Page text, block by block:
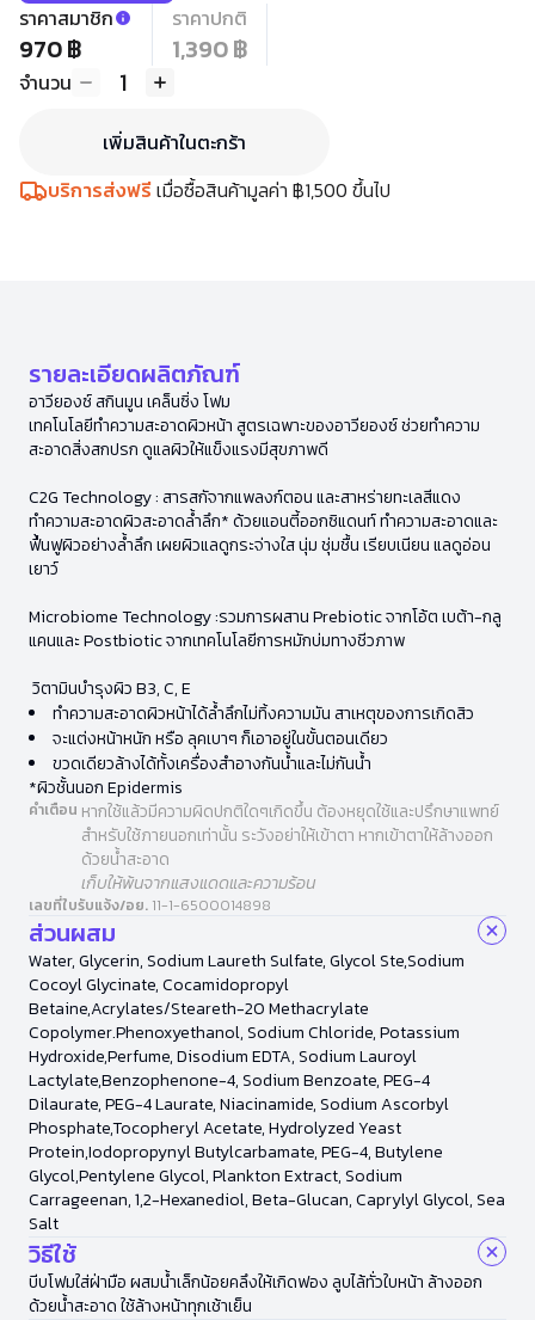
ราคาสมาชิก
970 ฿
ราคาปกติ
1,390 ฿
จำนวน 1
เพิ่มสินค้าในตะกร้า
บริการส่งฟรีเมื่อซื้อสินค้ามูลค่า ฿1,500 ขึ้นไป
รายละเอียดผลิตภัณฑ์
อาวียองซ์ สกินมูน เคล็นซิ่ง โฟม
เทคโนโลยีทำความสะอาดผิวหน้า สูตรเฉพาะของอาวียองซ์ ช่วยทำความ
สะอาดสิ่งสกปรก ดูแลผิวให้แข็งแรงมีสุขภาพดี
C2G Technology : สารสกัจากแพลงก์ตอน และสาหร่ายทะเลสีแดง
ทำความสะอาดผิวสะอาดล้ำลึก* ด้วยแอนตี้ออกซิแดนท์ ทำความสะอาดและ
ฟื้นฟูผิวอย่างล้ำลึก เผยผิวแลดูกระจ่างใส นุ่ม ชุ่มชื้น เรียบเนียน แลดูอ่อน
เยาว์
Microbiome Technology :รวมการผสาน Prebiotic จากโอ้ต เบต้า-กลู
แคนและ Postbiotic จากเทคโนโลยีการหมักบ่มทางชีวภาพ
วิตามินบำรุงผิว B3, C, E
ทำความสะอาดผิวหน้าได้ล้ำลึกไม่ทิ้งความมัน สาเหตุของการเกิดสิว
จะแต่งหน้าหนัก หรือ ลุคเบาๆ ก็เอาอยู่ในขั้นตอนเดียว
ขวดเดียวล้างได้ทั้งเครื่องสำอางกันน้ำและไม่กันน้ำ
*ผิวชั้นนอก Epidermis
คำเตือน หากใช้แล้วมีความผิดปกติใดๆเกิดขึ้น ต้องหยุดใช้และปรึกษาแพทย์
สำหรับใช้ภายนอกเท่านั้น ระวังอย่าให้เข้าตา หากเข้าตาให้ล้างออก
ด้วยน้ำสะอาด
เก็บให้พ้นจากแสงแดดและความร้อน
เลขที่ใบรับแจ้ง/อย. 11-1-6500014898
ส่วนผสม
Water, Glycerin, Sodium Laureth Sulfate, Glycol Ste,Sodium
Cocoyl Glycinate, Cocamidopropyl
Betaine,Acrylates/Steareth-20 Methacrylate
Copolymer.Phenoxyethanol, Sodium Chloride, Potassium
Hydroxide,Perfume, Disodium EDTA, Sodium Lauroyl
Lactylate,Benzophenone-4, Sodium Benzoate, PEG-4
Dilaurate, PEG-4 Laurate, Niacinamide, Sodium Ascorbyl
Phosphate,Tocopheryl Acetate, Hydrolyzed Yeast
Protein,Iodopropynyl Butylcarbamate, PEG-4, Butylene
Glycol,Pentylene Glycol, Plankton Extract, Sodium
Carrageenan, 1,2-Hexanediol, Beta-Glucan, Caprylyl Glycol, Sea
Salt
วิธีใช้
บีบโฟมใส่ฝ่ามือ ผสมน้ำเล็กน้อยคลึงให้เกิดฟอง ลูบไล้ทั่วใบหน้า ล้างออก
ด้วยน้ำสะอาด ใช้ล้างหน้าทุกเช้าเย็น